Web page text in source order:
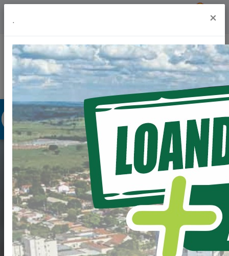
CD 003-22 - EXAMES
DE COLONOSCOPIA E
ENDOSCOPIA
. ×